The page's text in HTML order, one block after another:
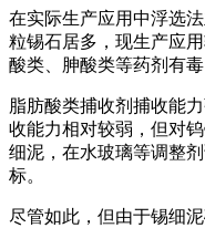
在实际生产应用中浮选
粒锡石居多，现生产应
酸类、胂酸类等药剂有毒
脂肪酸类捕收剂捕收能
收能力相对较弱，但对
细泥，在水玻璃等调整
标。
尽管如此，但由于锡细